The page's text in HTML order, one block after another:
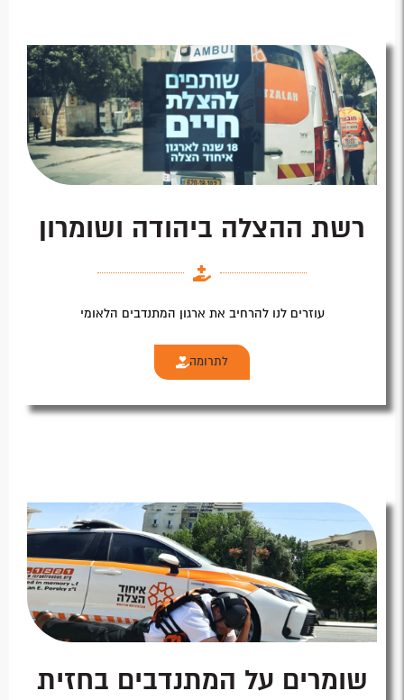
רשת ההצלה ביהודה ושומרון
עוזרים לנו להרחיב את ארגון המתנדבים הלאומי
לתרומה
שומרים על המתנדבים בחזית